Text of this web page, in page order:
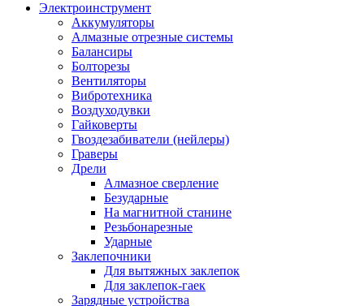
Электроинструмент
Аккумуляторы
Алмазные отрезные системы
Балансиры
Болторезы
Вентиляторы
Вибротехника
Воздуходувки
Гайковерты
Гвоздезабиватели (нейлеры)
Граверы
Дрели
Алмазное сверление
Безударные
На магнитной станине
Резьбонарезные
Ударные
Заклепочники
Для вытяжных заклепок
Для заклепок-гаек
Зарядные устройства